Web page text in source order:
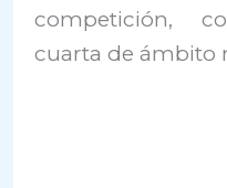
competición,
cuarta de ámbito